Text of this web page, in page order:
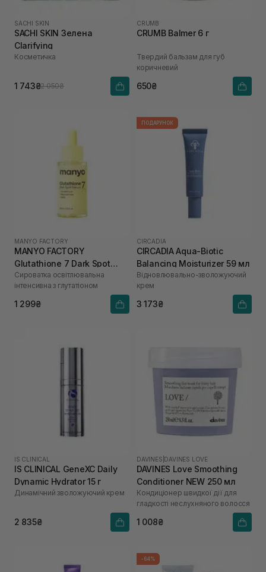
SACHI SKIN
SACHI SKIN Зелена
Clarifying
Косметичка
1 743₴2 050₴
CRUMB
CRUMB Balmer 6 г
Твердий бальзам для губ
коричневий
650₴
MANYO FACTORY
MANYO FACTORY
Glutathione 7 Dark Spot
Serum 30 мл
Сироватка освітлювальна
інтенсивна з глутатіоном
1 299₴
ПОДАРУНОК
CIRCADIA
CIRCADIA Aqua-Biotic
Balancing Moisturizer 59 мл
Відновлювально-зволожуючий
крем
3 173₴
IS CLINICAL
IS CLINICAL GeneXC Daily
Dynamic Hydrator 15 г
Динамічний зволожуючий крем
2 835₴
DAVINES DAVINES LOVE
DAVINES Love Smoothing
Conditioner NEW 250 мл
Кондиціонер швидкої дії для
гладкості неслухняного волосся
1 008₴
-64%